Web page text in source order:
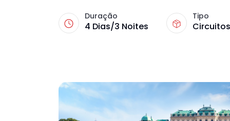
Duração
4 Dias/3 Noites
Tipo